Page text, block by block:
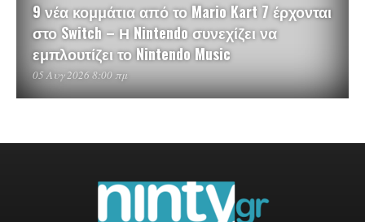
9 νέα κομμάτια από το Mario Kart 7 έρχονται
στο Switch – Η Nintendo συνεχίζει να
εμπλουτίζει το Nintendo Music
05 Αυγ 2026 8:00 πμ